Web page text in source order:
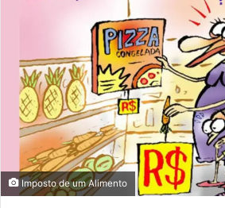
Imposto de um Alimento